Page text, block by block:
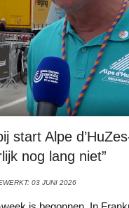
start Alpe
nog lang niet”
03 JUNI 2026